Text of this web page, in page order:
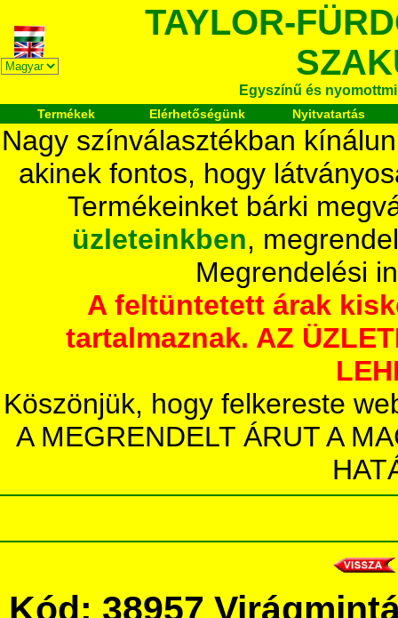
TAYLOR-
Egyszínű és
Termékek Elérhetőségünk Nyitvatartás
Nagy színválasztékban
akinek fontos, hogy
Termékeinket bárki
üzleteinkben,
Megrendelési
A feltüntetett árak
tartalmaznak. AZ
Köszönjük, hogy felkereste
A MEGRENDELT ÁRUT A
Kód: 38957